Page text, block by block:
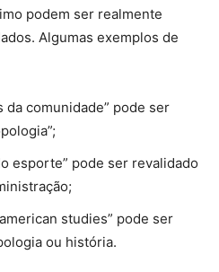
podem ser realmente
Algumas exemplos de
da comunidade” pode ser
esporte” pode ser revalidado
studies” pode ser
ou história.